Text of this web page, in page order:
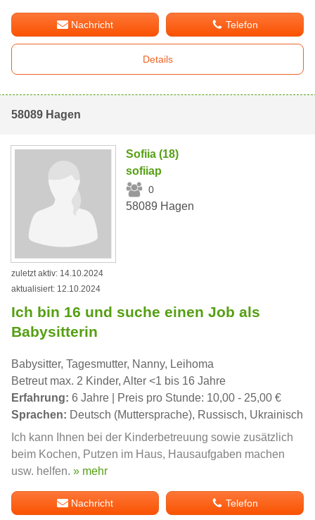
Nachricht Telefon
Details
58089 Hagen
Sofiia (18)
sofiiap
0
58089 Hagen
zuletzt aktiv: 14.10.2024
aktualisiert: 12.10.2024
Ich bin 16 und suche einen Job als
Babysitterin
Babysitter, Tagesmutter, Nanny, Leihoma
Betreut max. 2 Kinder, Alter <1 bis 16 Jahre
Erfahrung: 6 Jahre | Preis pro Stunde: 10,00 - 25,00 €
Sprachen: Deutsch (Muttersprache), Russisch, Ukrainisch
Ich kann Ihnen bei der Kinderbetreuung sowie zusätzlich
beim Kochen, Putzen im Haus, Hausaufgaben machen
usw. helfen. » mehr
Nachricht Telefon